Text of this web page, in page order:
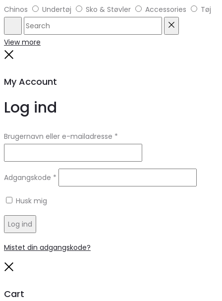
Chinos
Undertøj Sko & Støvler Accessories Tøj
Search
View more
My Account
Log ind
Brugernavn eller e-mailadresse *
Adgangskode *
Husk mig
Log ind
Mistet din adgangskode?
Cart